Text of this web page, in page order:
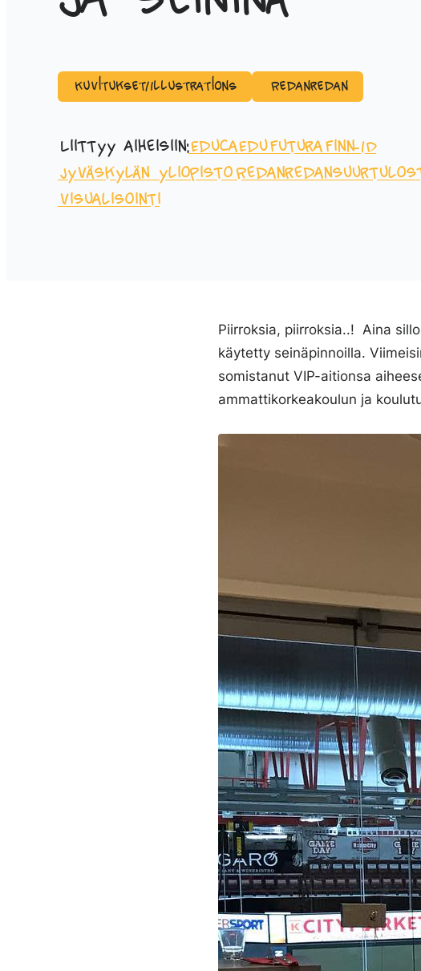
Kuvitukset/Illustrations Redanredan
Liittyy aiheisiin:EducaEduFuturaFinn-ID
Jyväskylän yliopistoRedanredan
visualisointi
Piirroksia, piirroksia..! Aina
käytetty seinäpinnoilla.
somistanut VIP-aitionsa
ammattikorkeakoulun ja